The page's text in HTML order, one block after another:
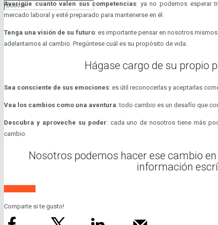
Averigüe cuanto valen sus competencias: ya no podemos esperar
mercado laboral y esté preparado para mantenerse en él.
Tenga una visión de su futuro: es importante pensar en nosotros
adelantarnos al cambio. Pregúntese cuál es su propósito de vida.
Hágase cargo de su propio
Sea consciente de sus emociones: es útil reconocerlas y aceptarlas
Vea los cambios como una aventura: todo cambio es un desafío que
Descubra y aproveche su poder: cada uno de nosotros tiene más
cambio.
Nosotros podemos hacer ese cambio
información
Comparte si te gusto!